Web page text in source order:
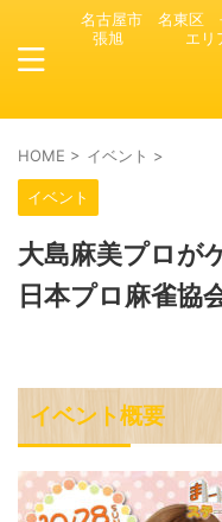
名古屋市 名東
張旭 エリア
HOME > イベント >
イベント
大島麻美プロが
日本プロ麻雀協
イベント概要